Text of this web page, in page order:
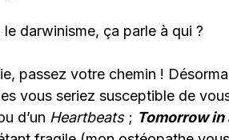
darwinisme, ça parle à qui ?
passez votre chemin !
vous seriez susceptible de
d’un Heartbeats ; Tomorrow in